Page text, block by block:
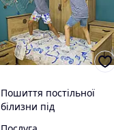
Пошиття постільної
білизни під